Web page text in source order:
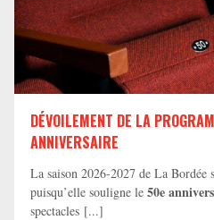
DÉVOILEMENT DE LA
ANNIVERSAIRE
La saison 2026-2027 de La Bordée
puisqu’elle souligne le 50e
spectacles [...]